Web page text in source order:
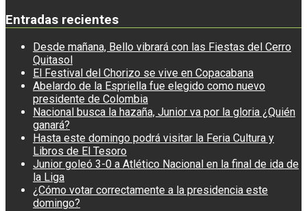
Entradas recientes
Desde mañana, Bello vibrará con las Fiestas del Cerro
Quitasol
El Festival del Chorizo se vive en Copacabana
Abelardo de la Espriella fue elegido como nuevo
presidente de Colombia
Nacional busca la hazaña, Junior va por la gloria ¿Quién
ganará?
Hasta este domingo podrá visitar la Feria Cultura y
Libros de El Tesoro
Junior goleó 3-0 a Atlético Nacional en la final de ida de
la Liga
¿Cómo votar correctamente a la presidencia este
domingo?